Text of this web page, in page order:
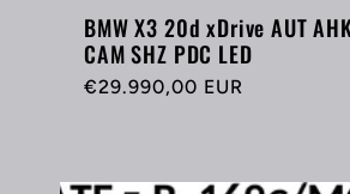
BMW X3 20d xDrive AUT
CAM SHZ PDC LED
Normaler
€29.990,00 EUR